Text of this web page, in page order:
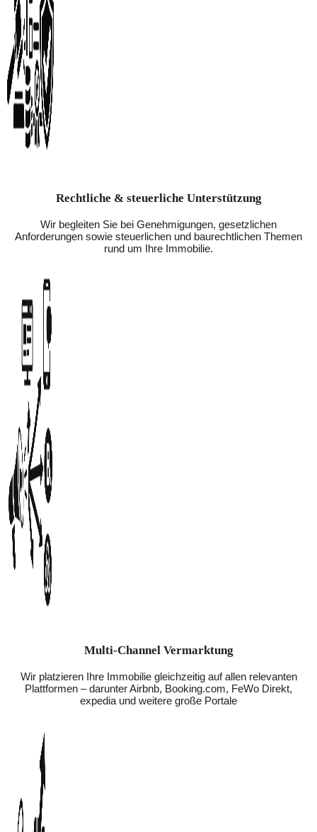
Rechtliche & steuerliche Unterstützung
Wir begleiten Sie bei Genehmigungen, gesetzlichen
Anforderungen sowie steuerlichen und baurechtlichen Themen
rund um Ihre Immobilie.
Multi-Channel Vermarktung
Wir platzieren Ihre Immobilie gleichzeitig auf allen relevanten
Plattformen – darunter Airbnb, Booking.com, FeWo Direkt,
expedia und weitere große Portale